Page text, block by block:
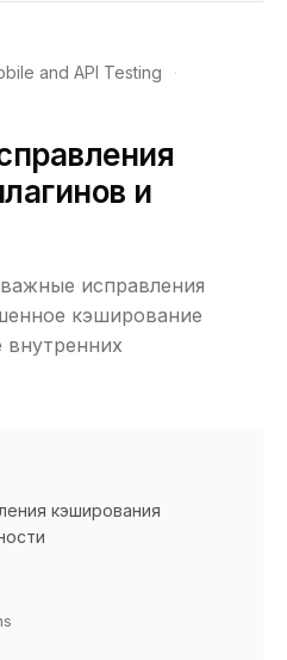
and API Testing
·
и
исправления
кэширование
внутренних
кэширования